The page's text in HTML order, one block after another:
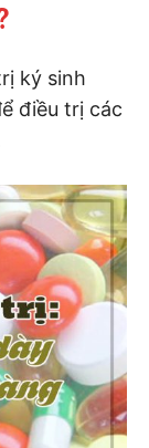
ký sinh
điều trị các